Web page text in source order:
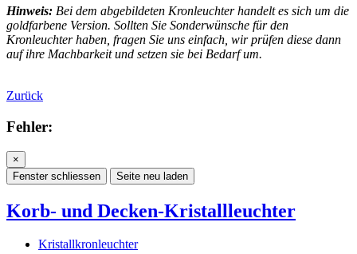
Hinweis: Bei dem abgebildeten Kronleuchter handelt es sich um die
goldfarbene Version. Sollten Sie Sonderwünsche für den
Kronleuchter haben, fragen Sie uns einfach, wir prüfen diese dann
auf ihre Machbarkeit und setzen sie bei Bedarf um.
Zurück
Fehler:
×
Fenster schliessen
Seite neu laden
Korb- und Decken-Kristallleuchter
Kristallkronleuchter